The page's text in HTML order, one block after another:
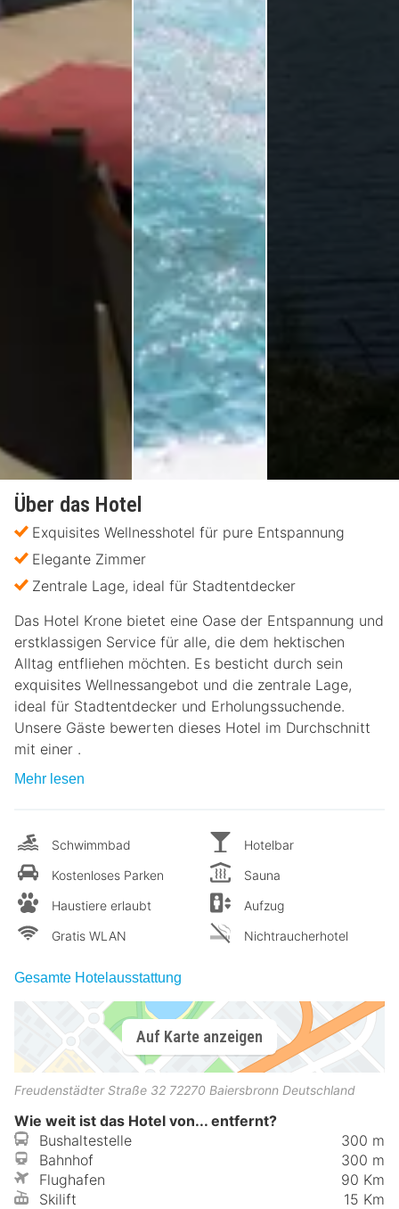
Über das Hotel
Exquisites Wellnesshotel für pure Entspannung
Elegante Zimmer
Zentrale Lage, ideal für Stadtentdecker
Das Hotel Krone bietet eine Oase der Entspannung und
erstklassigen Service für alle, die dem hektischen
Alltag entfliehen möchten. Es besticht durch sein
exquisites Wellnessangebot und die zentrale Lage,
ideal für Stadtentdecker und Erholungssuchende.
Unsere Gäste bewerten dieses Hotel im Durchschnitt
mit einer .
Mehr lesen
Schwimmbad
Kostenloses Parken
Haustiere erlaubt
Gratis WLAN
Hotelbar
Sauna
Aufzug
Nichtraucherhotel
Gesamte Hotelausstattung
Auf Karte anzeigen
Freudenstädter Straße 32 72270 Baiersbronn Deutschland
Wie weit ist das Hotel von... entfernt?
Bushaltestelle
300 m
Bahnhof
300 m
Flughafen
90 Km
Skilift
15 Km